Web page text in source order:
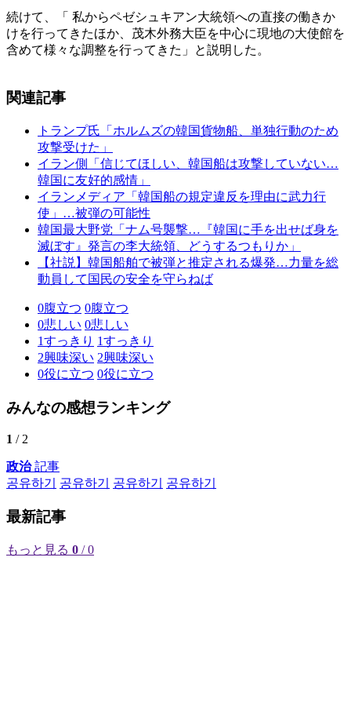
続けて、「 私からペゼシュキアン大統領への直接の働きか
けを行ってきたほか、茂木外務大臣を中心に現地の大使館を
含めて様々な調整を行ってきた」と説明した。
関連記事
トランプ氏「ホルムズの韓国貨物船、単独行動のため
攻撃受けた」
イラン側「信じてほしい、韓国船は攻撃していない…
韓国に友好的感情」
イランメディア「韓国船の規定違反を理由に武力行
使」…被弾の可能性
韓国最大野党「ナム号襲撃…『韓国に手を出せば身を
滅ぼす』発言の李大統領、どうするつもりか」
【社説】韓国船舶で被弾と推定される爆発…力量を総
動員して国民の安全を守らねば
0腹立つ 0腹立つ
0悲しい 0悲しい
1すっきり 1すっきり
2興味深い 2興味深い
0役に立つ 0役に立つ
みんなの感想ランキング
1 / 2
政治記事
공유하기
공유하기 공유하기 공유하기
最新記事
もっと見る 0 / 0